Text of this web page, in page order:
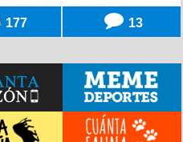
177 13